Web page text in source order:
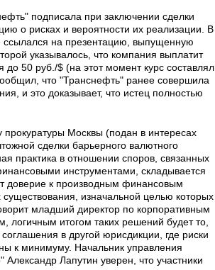
подписала при заключении сделки
о рисках и вероятности их реализации. В
ссылался на презентацию, выпущенную
указывалось, что компания выплатит
50 руб./$ (на этот момент курс составлял
что "Транснефть" ранее совершила
и это доказывает, что истец полностью
прокуратуры Москвы (подан в интересах
сделки барьерного валютного
практика в отношении споров, связанных
инструментами, складывается
доверие к производным финансовым
изначальной целью которых
младший директор по корпоративным
логичным итогом таких решений будет то,
в другой юрисдикции, где риски
к минимуму. Начальник управления
Лапутин уверен, что участники